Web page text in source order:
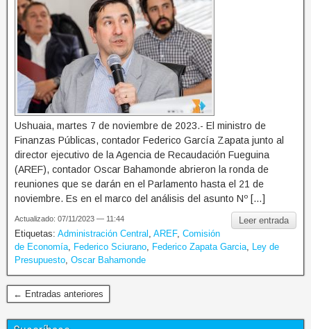
Ushuaia, martes 7 de noviembre de 2023.- El ministro de
Finanzas Públicas, contador Federico García Zapata junto al
director ejecutivo de la Agencia de Recaudación Fueguina
(AREF), contador Oscar Bahamonde abrieron la ronda de
reuniones que se darán en el Parlamento hasta el 21 de
noviembre. Es en el marco del análisis del asunto Nº […]
Leer entrada
Actualizado: 07/11/2023 — 11:44
Etiquetas: Administración Central AREF, Comisión
de Economía
Federico Sciurano Federico Zapata Garcia
Ley de
Presupuesto Oscar Bahamonde
← Entradas anteriores